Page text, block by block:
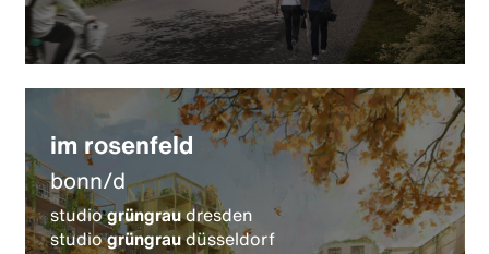
im rosenfeld
bonn/d
studiogrüngraudresden
studiogrüngraudüsseldorf